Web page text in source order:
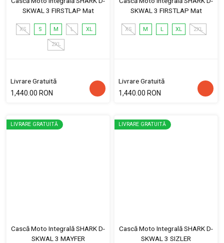
SKWAL 3 FIRSTLAP Mat
XS S M L XL
2XL
Livrare Gratuită
1,440.00 RON
SKWAL 3 FIRSTLAP Mat
XS M L XL 2XL
Livrare Gratuită
1,440.00 RON
LIVRARE GRATUITĂ
Cască Moto Integrală SHARK D-
SKWAL 3 MAYFER
LIVRARE GRATUITĂ
Cască Moto Integrală SHARK D-
SKWAL 3 SIZLER